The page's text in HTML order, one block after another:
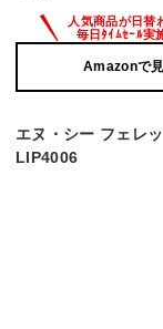
Amazonで
エヌ・シー フェレ
LIP4006